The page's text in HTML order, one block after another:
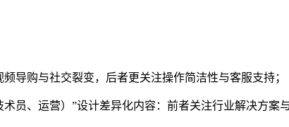
导购与社交裂变，后者更关注操作简洁性与客服支持；
员、运营）”设计差异化内容：前者关注行业解决方案